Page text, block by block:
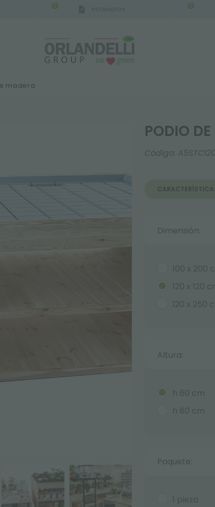
0 0
madera
PODIO
Código:
Dimensión:
100 x 200
120 x 120
120 x 250
Altura:
h 60 cm
h 80 cm
Paquete:
1 pieza